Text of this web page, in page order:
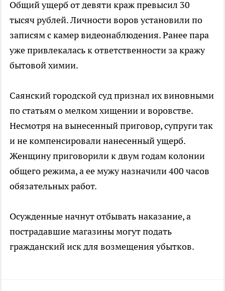
Общий ущерб от девяти краж превысил 30
тысяч рублей. Личности воров установили по
записям с камер видеонаблюдения. Ранее пара
уже привлекалась к ответственности за кражу
бытовой химии.
Саянский городской суд признал их виновными
по статьям о мелком хищении и воровстве.
Несмотря на вынесенный приговор, супруги так
и не компенсировали нанесенный ущерб.
Женщину приговорили к двум годам колонии
общего режима, а ее мужу назначили 400 часов
обязательных работ.
Осужденные начнут отбывать наказание, а
пострадавшие магазины могут подать
гражданский иск для возмещения убытков.